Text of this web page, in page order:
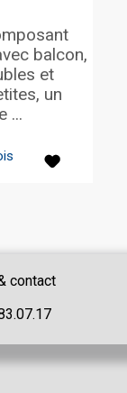
balcon,
et
un
...
contact